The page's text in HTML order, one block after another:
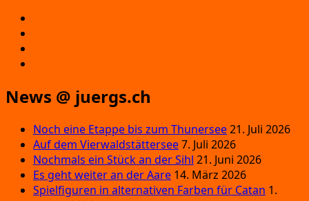
News @ juergs.ch
Noch eine Etappe bis zum Thunersee21. Juli 2026
Auf dem Vierwaldstättersee7. Juli 2026
Nochmals ein Stück an der Sihl 21. Juni 2026
Es geht weiter an der Aare 14. März 2026
Spielfiguren in alternativen Farben für Catan 1.